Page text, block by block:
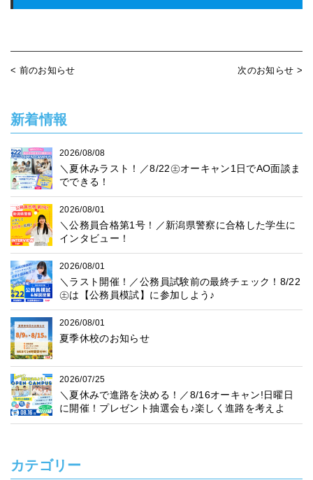
< 前のお知らせ 次のお知らせ >
新着情報
2026/08/08
＼夏休みラスト！／8/22㊏オーキャン1日でAO面談ま
でできる！
2026/08/01
＼公務員合格第1号！／新潟県警察に合格した学生に
インタビュー！
2026/08/01
＼ラスト開催！／公務員試験前の最終チェック！8/22
㊏は【公務員模試】に参加しよう♪
2026/08/01
夏季休校のお知らせ
2026/07/25
＼夏休みで進路を決める！／8/16オーキャン!日曜日
に開催！プレゼント抽選会も♪楽しく進路を考えよ
う！
カテゴリー